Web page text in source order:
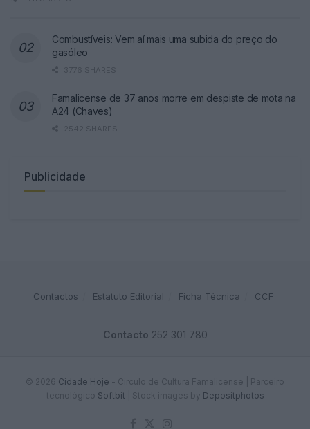
Combustíveis: Vem aí mais uma subida do preço do
gasóleo
3776 SHARES
Famalicense de 37 anos morre em despiste de mota na
A24 (Chaves)
2542 SHARES
Publicidade
Contactos Estatuto Editorial Ficha Técnica CCF
Contacto 252 301 780
© 2026 Cidade Hoje - Circulo de Cultura Famalicense | Parceiro
tecnológico Softbit Stock images by Depositphotos